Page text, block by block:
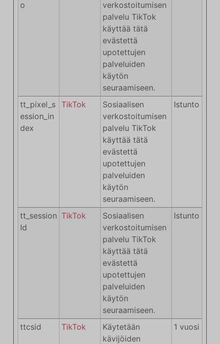
o
verkostoitumisen
palvelu TikTok
käyttää tätä
evästettä
upotettujen
palveluiden
käytön
seuraamiseen.
tt_pixel_s
ession_in
dex
TikTok
Sosiaalisen
verkostoitumisen
palvelu TikTok
käyttää tätä
evästettä
upotettujen
palveluiden
käytön
seuraamiseen.
Istunto
tt_session
Id
TikTok
Sosiaalisen
verkostoitumisen
palvelu TikTok
käyttää tätä
evästettä
upotettujen
palveluiden
käytön
seuraamiseen.
Istunto
ttcsid TikTok
Käytetään
kävijöiden
1 vuosi